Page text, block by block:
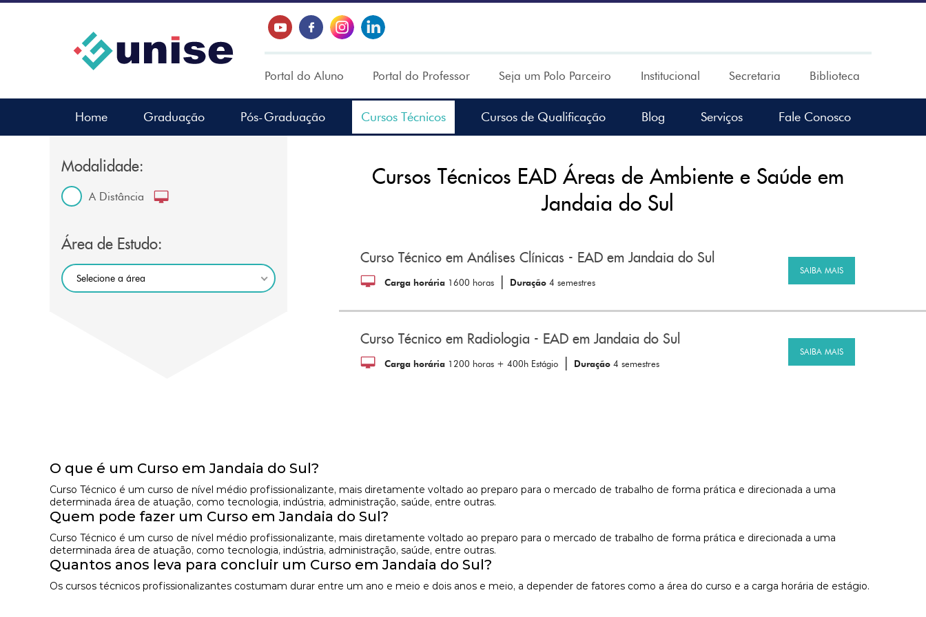
Portal do Aluno Portal do Professor Seja um Polo Parceiro Institucional Secretaria Biblioteca
Home Graduação Pós-Graduação Cursos Técnicos Cursos de Qualificação Blog Serviços Fale Conosco
Modalidade:
A Distância
Área de Estudo:
Selecione a área
Cursos Técnicos EAD Áreas de Ambiente e Saúde em
Jandaia do Sul
Curso Técnico em Análises Clínicas - EAD em Jandaia do Sul
Carga horária 1600 horas | Duração4 semestres
SAIBA MAIS
Curso Técnico em Radiologia - EAD em Jandaia do Sul
Carga horária 1200 horas + 400h Estágio | Duração4 semestres
SAIBA MAIS
O que é um Curso em Jandaia do Sul?
Curso Técnico é um curso de nível médio profissionalizante, mais diretamente voltado ao preparo para o mercado de trabalho de forma prática e direcionada a uma
determinada área de atuação, como tecnologia, indústria, administração, saúde, entre outras.
Quem pode fazer um Curso em Jandaia do Sul?
Curso Técnico é um curso de nível médio profissionalizante, mais diretamente voltado ao preparo para o mercado de trabalho de forma prática e direcionada a uma
determinada área de atuação, como tecnologia, indústria, administração, saúde, entre outras.
Quantos anos leva para concluir um Curso em Jandaia do Sul?
Os cursos técnicos profissionalizantes costumam durar entre um ano e meio e dois anos e meio, a depender de fatores como a área do curso e a carga horária de estágio.